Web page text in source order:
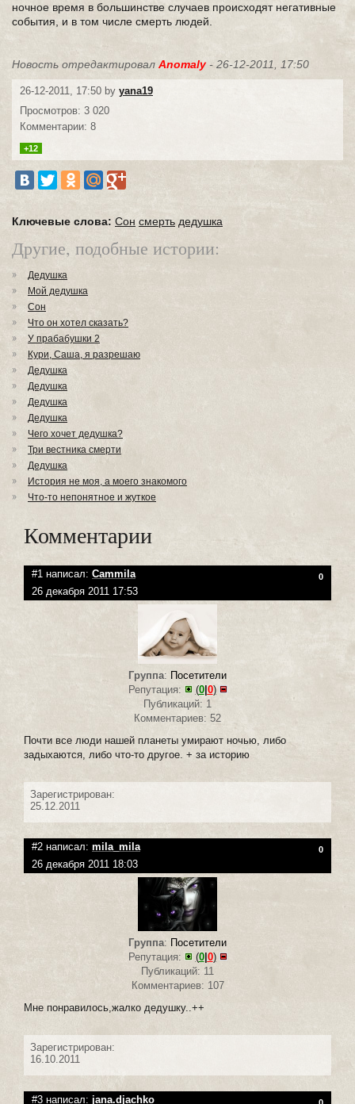
ночное время в большинстве случаев происходят негативные
события, и в том числе смерть людей.
Новость отредактировал Anomaly- 26-12-2011, 17:50
26-12-2011, 17:50 by yana19
Просмотров: 3 020
Комментарии: 8
+12
Ключевые слова: Сон смерть дедушка
Другие, подобные истории:
Дедушка
Мой дедушка
Сон
Что он хотел сказать?
У прабабушки 2
Кури, Саша, я разрешаю
Дедушка
Дедушка
Дедушка
Дедушка
Чего хочет дедушка?
Три вестника смерти
Дедушка
История не моя, а моего знакомого
Что-то непонятное и жуткое
Комментарии
#1 написал: Cammila 0
26 декабря 2011 17:53
Группа: Посетители
Репутация:
(0| 0)
Публикаций: 1
Комментариев: 52
Почти все люди нашей планеты умирают ночью, либо
задыхаются, либо что-то другое. + за историю
Зарегистрирован:
25.12.2011
#2 написал: mila_mila 0
26 декабря 2011 18:03
Группа: Посетители
Репутация:
(0|0)
Публикаций: 11
Комментариев: 107
Мне понравилось,жалко дедушку..++
Зарегистрирован:
16.10.2011
#3 написал: jana.djachko 0